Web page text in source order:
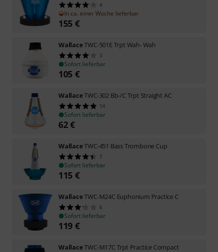
4
In ca. einer Woche lieferbar
155 €
WallaceTWC-501E Trpt Wah- Wah
3
Sofort lieferbar
105 €
WallaceTWC-302 Bb-/C Trpt Straight AC
14
Sofort lieferbar
62€
WallaceTWC-451 Bass Trombone Cup
7
Sofort lieferbar
115 €
WallaceTWC-M24C Euphonium Practice C
6
Sofort lieferbar
119 €
WallaceTWC-M17C Trpt Practice Compact